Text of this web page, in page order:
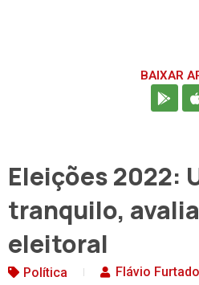
BAIXAR
Eleições 2022:
tranquilo,
eleitoral
Política Flávio Furtado